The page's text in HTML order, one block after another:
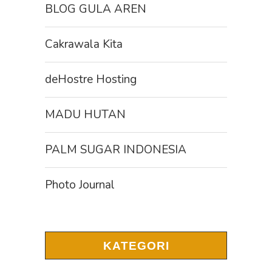
BLOG GULA AREN
Cakrawala Kita
deHostre Hosting
MADU HUTAN
PALM SUGAR INDONESIA
Photo Journal
KATEGORI